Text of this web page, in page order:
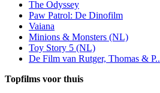
The Odyssey
Paw Patrol: De Dinofilm
Vaiana
Minions & Monsters (NL)
Toy Story 5 (NL)
De Film van Rutger, Thomas & P..
Topfilms voor thuis